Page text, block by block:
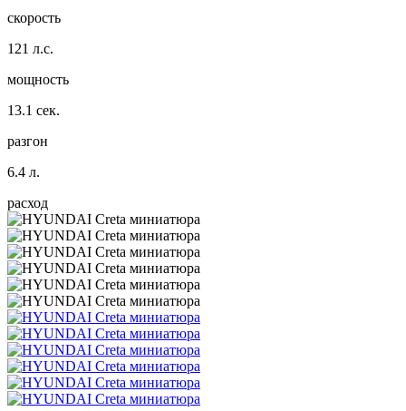
скорость
121 л.с.
мощность
13.1 сек.
разгон
6.4 л.
расход